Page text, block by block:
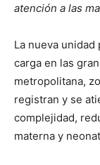
atención a las
La nueva unidad
carga en las
metropolitana,
registran y se
complejidad,
materna y